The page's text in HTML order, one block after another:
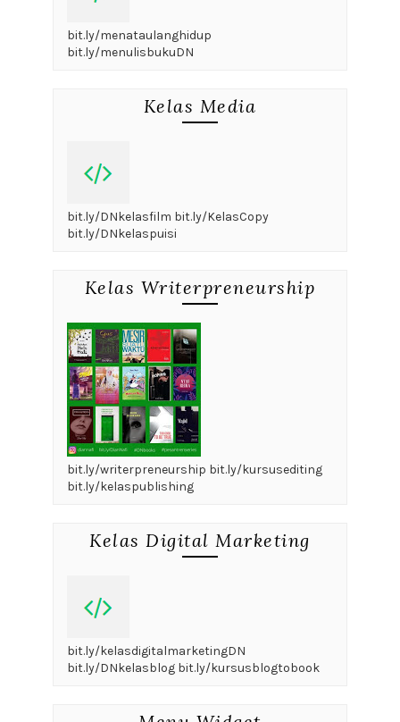
bit.ly/menataulanghidup
bit.ly/menulisbukuDN
Kelas Media
bit.ly/DNkelasfilm bit.ly/KelasCopy
bit.ly/DNkelaspuisi
Kelas Writerpreneurship
bit.ly/writerpreneurship bit.ly/kursusediting
bit.ly/kelaspublishing
Kelas Digital Marketing
bit.ly/kelasdigitalmarketingDN
bit.ly/DNkelasblog bit.ly/kursusblogtobook